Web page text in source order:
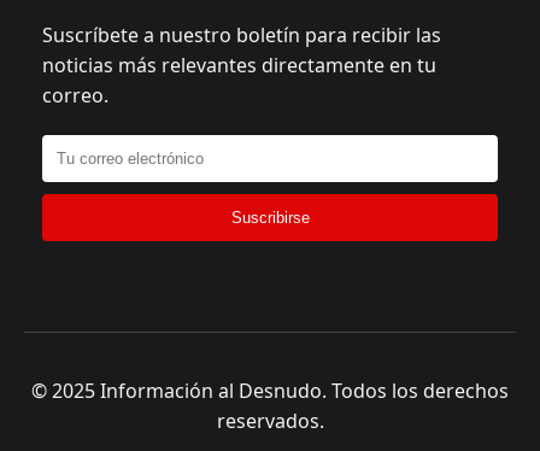
Suscríbete a nuestro boletín para recibir las
noticias más relevantes directamente en tu
correo.
Suscribirse
© 2025 Información al Desnudo. Todos los derechos
reservados.